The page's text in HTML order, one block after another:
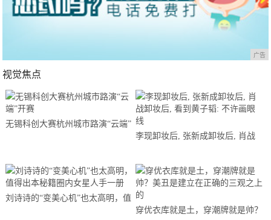
广告
视觉焦点
无锡科创大赛杭州城市路演“云端”
李现卸妆后, 张新成卸妆后, 肖战
刘诗诗的“变美心机”也太高明，值
穿优衣库就是土，穿潮牌就是帅？